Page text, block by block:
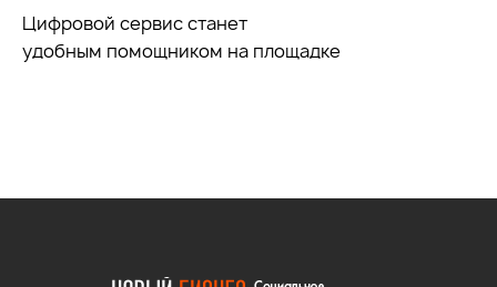
Цифровой сервис станет
удобным помощником на площадке